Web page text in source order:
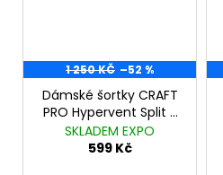
1 250 KČ –52 %
Dámské šortky CRAFT
PRO Hypervent Split 2
růžová
SKLADEM EXPO
599 Kč